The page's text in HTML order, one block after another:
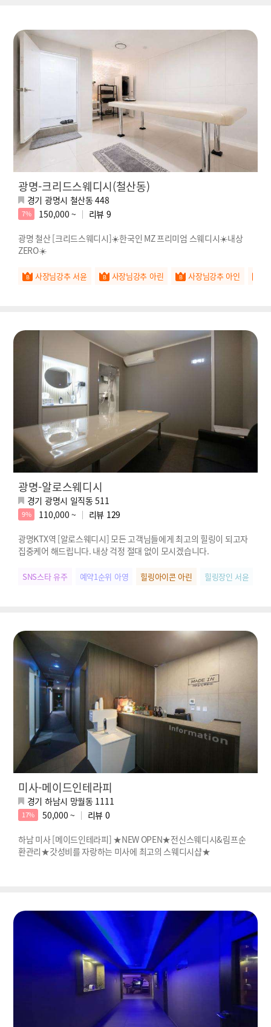
광명-크리드스웨디시(철산동)
경기 광명시 철산동 448
7% 150,000 ~ 리뷰 9
광명 철산 [크리드스웨디시]☀️한국인 MZ 프리미엄 스웨디시☀️내상
ZERO☀️
사장님강추 서윤 사장님강추 아린 사장님강추 아인
광명-알로스웨디시
경기 광명시 일직동 511
9% 110,000 ~ 리뷰 129
광명KTX역 [알로스웨디시] 모든 고객님들에게 최고의 힐링이 되고자
집중케어 해드립니다. 내상 걱정 절대 없이 모시겠습니다.
SNS스타 유주 예약1순위 아영 힐링아이콘 아린 힐링장인 서윤
미사-메이드인테라피
경기 하남시 망월동 1111
17% 50,000 ~ 리뷰 0
하남 미사 [메이드인테라피] ★NEW OPEN★전신스웨디시&림프순
환관리★갓성비를 자랑하는 미사에 최고의 스웨디시샵★